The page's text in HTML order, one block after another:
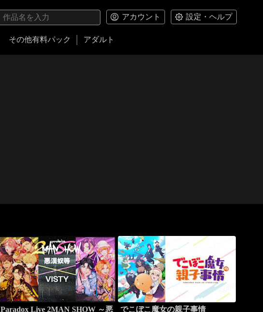
アカウント 設定・ヘルプ
その他有料パック アダルト
Paradox Live 2MAN SHOW ～悪
でこぼこ魔女の親子事情